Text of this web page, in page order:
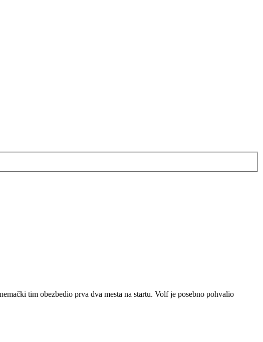
tim obezbedio prva dva mesta na startu. Volf je posebno pohvalio